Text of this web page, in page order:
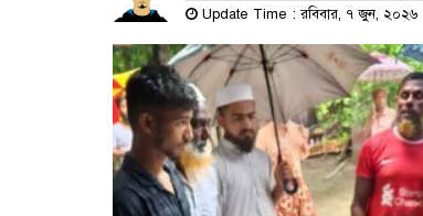
Update Time : রবিবার, ৭ জুন, ২০২৬